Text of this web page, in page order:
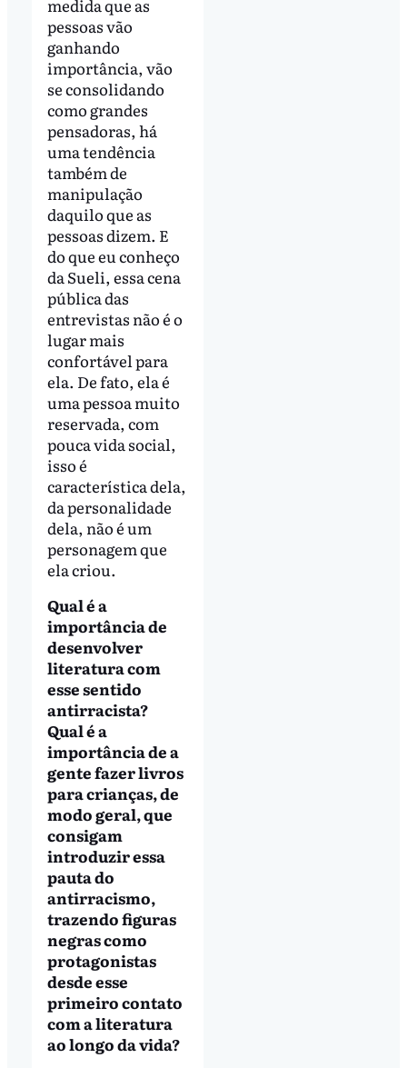
medida que as
pessoas vão
ganhando
importância, vão
se consolidando
como grandes
pensadoras, há
uma tendência
também de
manipulação
daquilo que as
pessoas dizem. E
do que eu conheço
da Sueli, essa cena
pública das
entrevistas não é o
lugar mais
confortável para
ela. De fato, ela é
uma pessoa muito
reservada, com
pouca vida social,
isso é
característica dela,
da personalidade
dela, não é um
personagem que
ela criou.
Qual é a
importância de
desenvolver
literatura com
esse sentido
antirracista?
Qual é a
importância de a
gente fazer livros
para crianças, de
modo geral, que
consigam
introduzir essa
pauta do
antirracismo,
trazendo figuras
negras como
protagonistas
desde esse
primeiro contato
com a literatura
ao longo da vida?